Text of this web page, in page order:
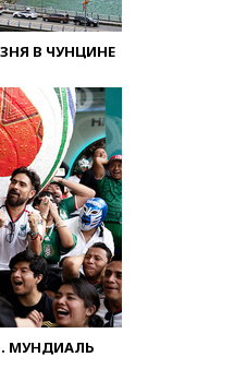
В ЧУНЦИНЕ
МУНДИАЛЬ